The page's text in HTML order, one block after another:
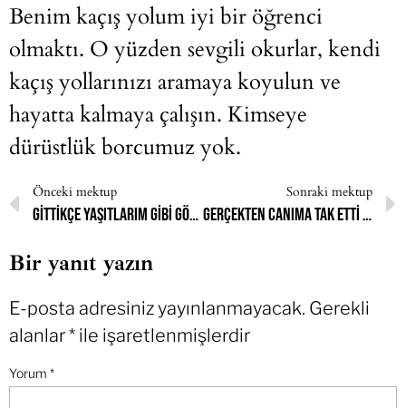
Benim kaçış yolum iyi bir öğrenci
olmaktı. O yüzden sevgili okurlar, kendi
kaçış yollarınızı aramaya koyulun ve
hayatta kalmaya çalışın. Kimseye
dürüstlük borcumuz yok.
Önceki mektup
Gittikçe yaşıtlarım gibi görünmeyi daha çok istediğimi fark ettim
Sonraki mektup
Gerçekten canıma tak etti artık
Bir yanıt yazın
E-posta adresiniz yayınlanmayacak. Gerekli
alanlar* ile işaretlenmişlerdir
Yorum *